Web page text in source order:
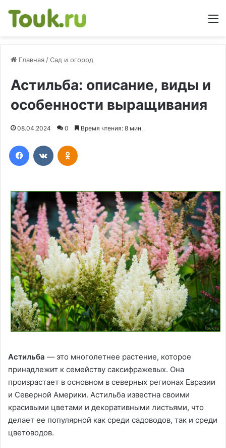
Главная /Сад и огород
Астильба: описание, виды и
особенности выращивания
08.04.2024 0 Время чтения: 8 мин.
Астильба — это многолетнее растение, которое
принадлежит к семейству саксифражевых. Она
произрастает в основном в северных регионах Евразии
и Северной Америки. Астильба известна своими
красивыми цветами и декоративными листьями, что
делает ее популярной как среди садоводов, так и среди
цветоводов.